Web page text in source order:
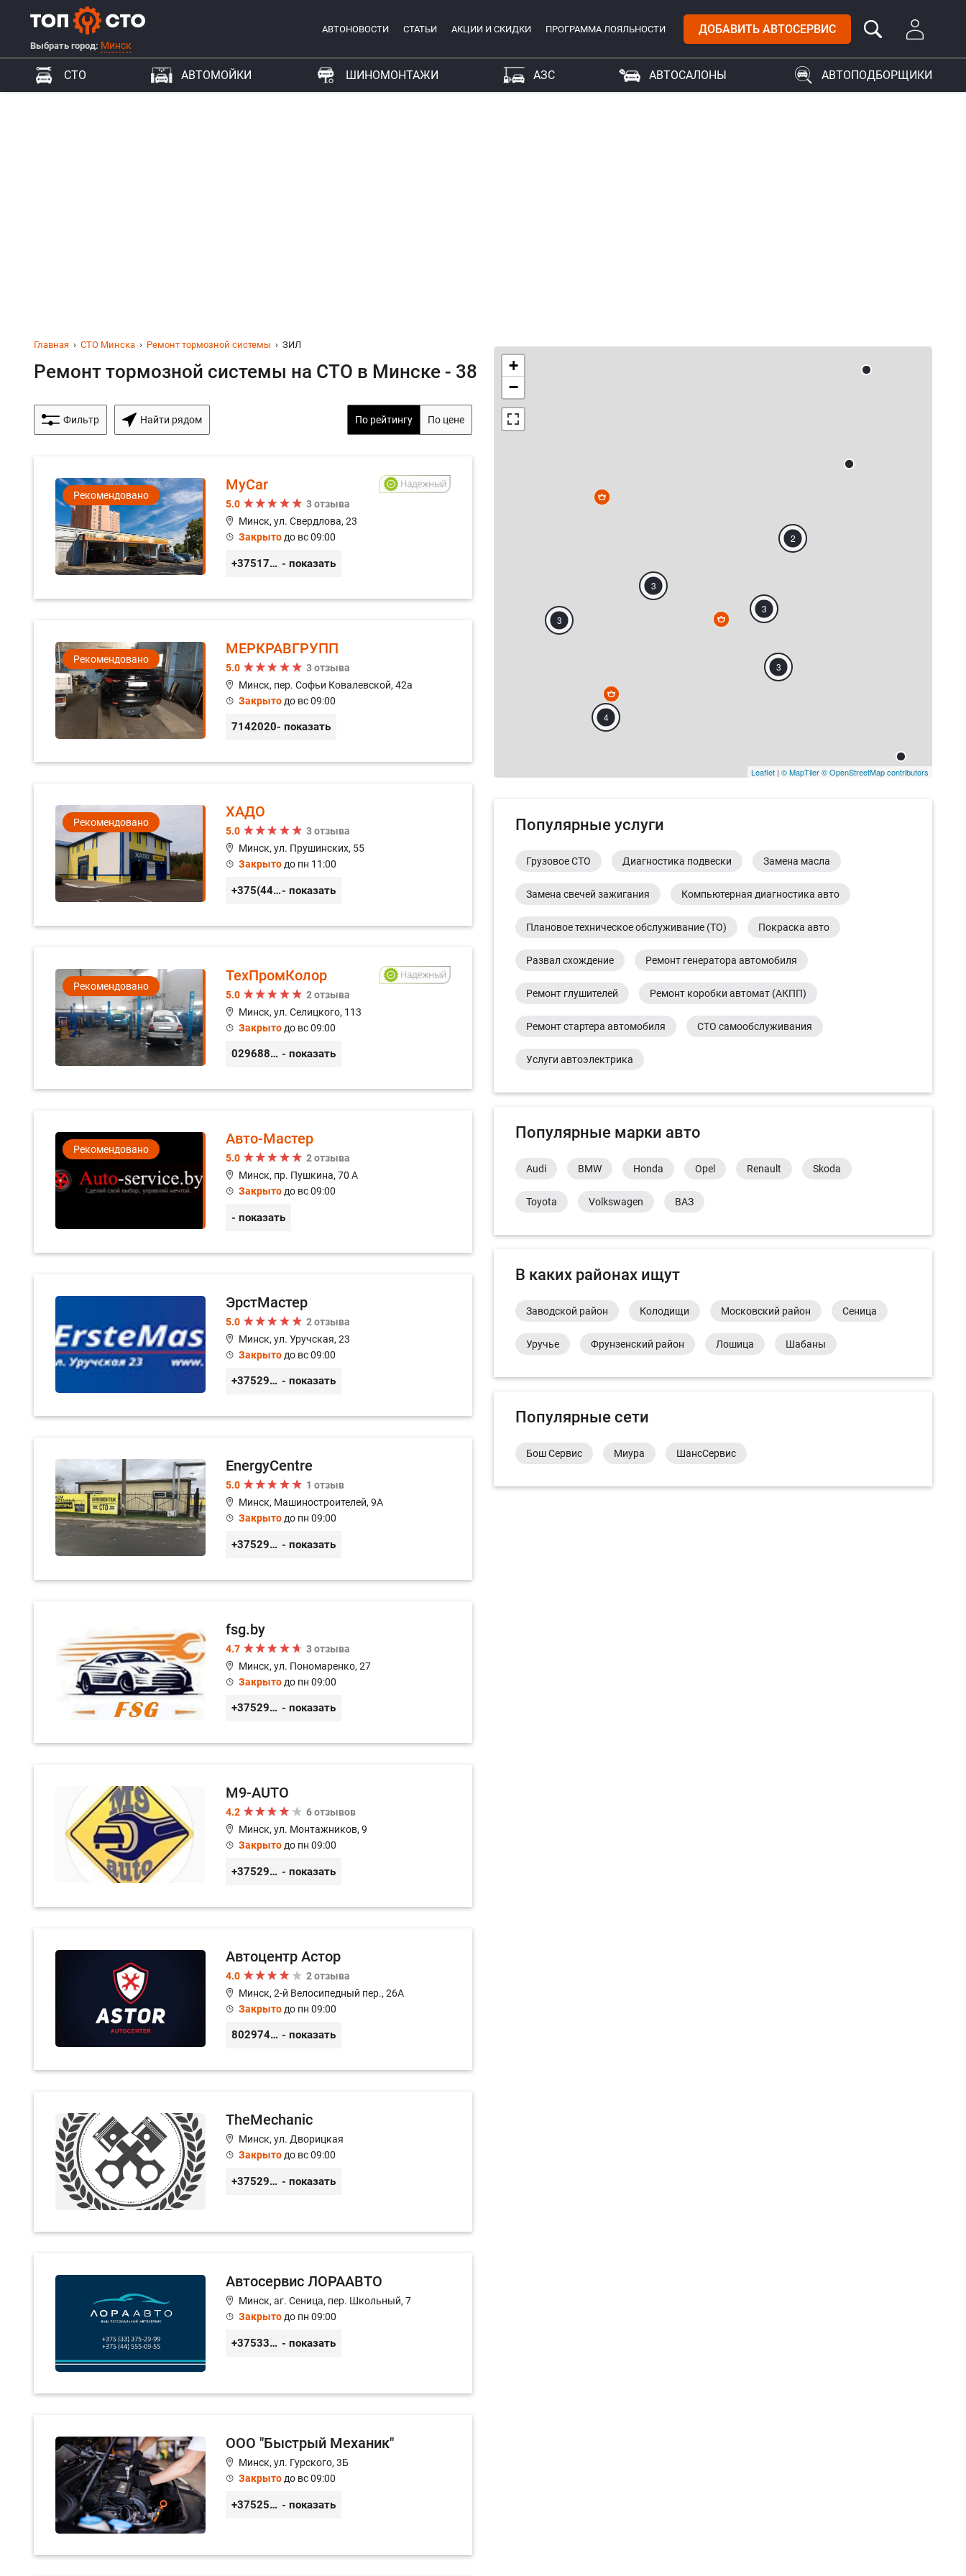
Выбрать город: Минск
АВТОНОВОСТИ СТАТЬИ АКЦИИ И СКИДКИ ПРОГРАММА ЛОЯЛЬНОСТИ ДОБАВИТЬ АВТОСЕРВИС
СТО АВТОМОЙКИ ШИНОМОНТАЖИ АЗС АВТОСАЛОНЫ АВТОПОДБОРЩИКИ
Главная СТО Минска Ремонт тормозной системы ЗИЛ
Ремонт тормозной системы на СТО в Минске - 38
Фильтр Найти рядом По рейтингу По цене
Рекомендовано
MyCar
5.0
3 отзыва
Минск, ул. Свердлова, 23
Закрытодо вс 09:00
+375173212443 - показать
Рекомендовано
МЕРКРАВГРУПП
5.0
3 отзыва
Минск, пер. Софьи Ковалевской, 42а
Закрытодо вс 09:00
7142020- показать
Рекомендовано
ХАДО
5.0
3 отзыва
Минск, ул. Прушинских, 55
Закрытодо пн 11:00
+375(44) 559-27-77- показать
Рекомендовано
ТехПромКолор
5.0
2 отзыва
Минск, ул. Селицкого, 113
Закрытодо вс 09:00
0296889898 - показать
Рекомендовано
Авто-Мастер
5.0
2 отзыва
Минск, пр. Пушкина, 70 А
Закрытодо вс 09:00
- показать
ЭрстМастер
5.0
2 отзыва
Минск, ул. Уручская, 23
Закрытодо вс 09:00
+375296446495 - показать
EnergyCentre
5.0
1 отзыв
Минск, Машиностроителей, 9A
Закрытодо пн 09:00
+375293857117 - показать
fsg.by
4.7
3 отзыва
Минск, ул. Пономаренко, 27
Закрытодо пн 09:00
+375291882338 - показать
M9-AUTO
4.2
6 отзывов
Минск, ул. Монтажников, 9
Закрытодо пн 09:00
+375299395764 - показать
Автоцентр Астор
4.0
2 отзыва
Минск, 2-й Велосипедный пер., 26А
Закрытодо пн 09:00
80297417788 - показать
TheMechanic
Минск, ул. Дворицкая
Закрытодо вс 09:00
+375296510808 - показать
Автосервис ЛОРААВТО
Минск, аг. Сеница, пер. Школьный, 7
Закрытодо пн 09:00
+375333752999 - показать
ООО "Быстрый Механик"
Минск, ул. Гурского, 3Б
Закрытодо вс 09:00
+375259211008 - показать
4
2
3
3
3
3
+
−
Leaflet | © MapTiler© OpenStreetMap contributors
Популярные услуги
Грузовое СТО Диагностика подвески Замена масла
Замена свечей зажигания Компьютерная диагностика авто
Плановое техническое обслуживание (ТО) Покраска авто
Развал схождение Ремонт генератора автомобиля
Ремонт глушителей Ремонт коробки автомат (АКПП)
Ремонт стартера автомобиля СТО самообслуживания
Услуги автоэлектрика
Популярные марки авто
Audi BMW Honda Opel Renault Skoda
Toyota Volkswagen ВАЗ
В каких районах ищут
Заводской район Колодищи Московский район Сеница
Уручье Фрунзенский район Лошица Шабаны
Популярные сети
Бош Сервис Миура ШансСервис